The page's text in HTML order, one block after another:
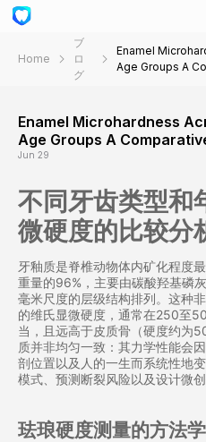
Home
ブ
ロ
グ
Enamel
Age Groups A
Enamel Microhardness
Age Groups A
Jun 29
不同牙齿类型和
微硬度的比较分
牙釉质是脊椎动物体内矿化程度
重量的96%，主要由碳酸羟基磷
毫米尺度的层级结构排列。这种
的维氏显微硬度，通常在250至
当，且远高于皮质骨（硬度约为
质并非均匀一致：其力学性能会
剖位置以及人的一生而系统性地
模式、预测断裂风险以及设计微
珐琅硬度测量的方法